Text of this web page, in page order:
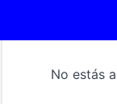
No estás